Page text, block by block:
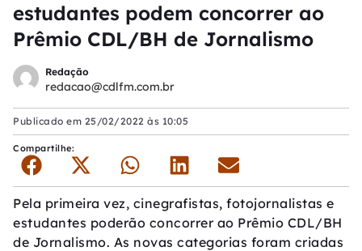
estudantes podem concorrer ao
Prêmio CDL/BH de Jornalismo
Redação
redacao@cdlfm.com.br
Publicado em 25/02/2022 às 10:05
Compartilhe:
Pela primeira vez, cinegrafistas, fotojornalistas e
estudantes poderão concorrer ao Prêmio CDL/BH
de Jornalismo. As novas categorias foram criadas